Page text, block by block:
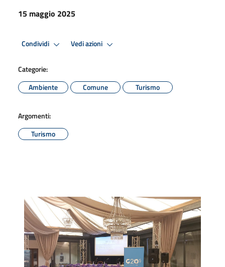
15 maggio 2025
Condividi Vedi azioni
Categorie:
Ambiente
Comune Turismo
Argomenti:
Turismo